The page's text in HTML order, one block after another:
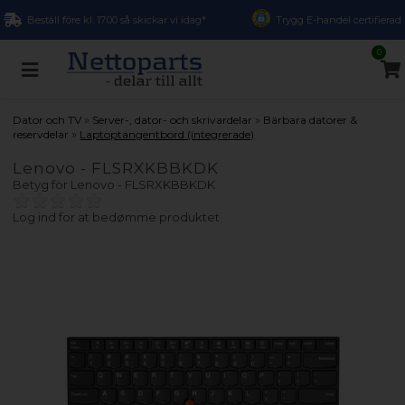
Beställ före kl. 17.00 så skickar vi idag* Trygg E-handel certifierad
0
Dator och TV » Server-, dator- och skrivardelar » Bärbara datorer &
reservdelar » Laptoptangentbord (integrerade)
Lenovo - FLSRXKBBKDK
Betyg för Lenovo - FLSRXKBBKDK
Log ind for at bedømme produktet